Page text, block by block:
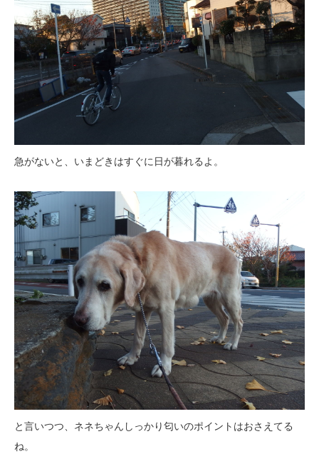
急がないと、いまどきはすぐに日が暮れるよ。
と言いつつ、ネネちゃんしっかり匂いのポイントはおさえてる
ね。